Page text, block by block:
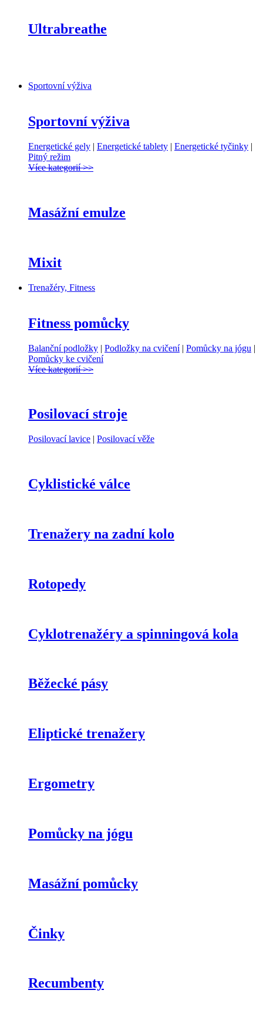
Ultrabreathe
Sportovní výživa
Sportovní výživa
Energetické gely | Energetické tablety | Energetické tyčinky |
Pitný režim
Více kategorií >>
Masážní emulze
Mixit
Trenažéry, Fitness
Fitness pomůcky
Balanční podložky | Podložky na cvičení| Pomůcky na jógu |
Pomůcky ke cvičení
Více kategorií >>
Posilovací stroje
Posilovací lavice | Posilovací věže
Cyklistické válce
Trenažery na zadní kolo
Rotopedy
Cyklotrenažéry a spinningová kola
Běžecké pásy
Eliptické trenažery
Ergometry
Pomůcky na jógu
Masážní pomůcky
Činky
Recumbenty